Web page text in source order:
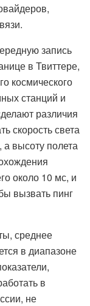
запись
в Твиттере,
космического
станций и
различия
скорость света
высоту полета
около 10 мс, и
вызвать пинг
среднее
в диапазоне
в
не